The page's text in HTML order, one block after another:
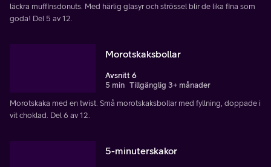
läckra muffinsdonuts. Med härlig glasyr och strössel blir de lika fina som
goda! Del 5 av 12.
Morotskaksbollar
Avsnitt 6
5 min Tillgänglig 3+ månader
Morotskaka med en twist. Små morotskaksbollar med fyllning, doppade i
vit choklad. Del 6 av 12.
5-minuterskakor